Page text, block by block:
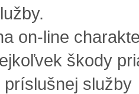
on-line
škody
príslušnej služby